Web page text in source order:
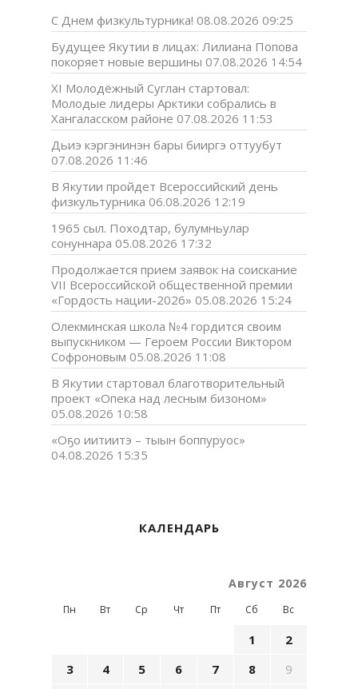
С Днем физкультурника! 08.08.2026 09:25
Будущее Якутии в лицах: Лилиана Попова
покоряет новые вершины 07.08.2026 14:54
XI Молодёжный Суглан стартовал:
Молодые лидеры Арктики собрались в
Хангаласском районе 07.08.2026 11:53
Дьиэ кэргэнинэн бары бииргэ оттуубут
07.08.2026 11:46
В Якутии пройдет Всероссийский день
физкультурника 06.08.2026 12:19
1965 сыл. Походтар, булумньулар
сонуннара 05.08.2026 17:32
Продолжается прием заявок на соискание
VII Всероссийской общественной премии
«Гордость нации-2026» 05.08.2026 15:24
Олекминская школа №4 гордится своим
выпускником — Героем России Виктором
Софроновым 05.08.2026 11:08
В Якутии стартовал благотворительный
проект «Опека над лесным бизоном»
05.08.2026 10:58
«Оҕо иитиитэ – тыын боппуруос»
04.08.2026 15:35
КАЛЕНДАРЬ
Август 2026
Пн Вт Ср Чт Пт Сб Вс
1
2
3
4 5 6 7 8
9